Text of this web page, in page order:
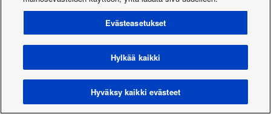
Energy labels
Area / Country
Copyright © 2026 Panasonic Marketing Europe GmbH Kaikki
oikeudet pidätetään
Evästeasetukset
Hylkää kaikki
Hyväksy kaikki evästeet